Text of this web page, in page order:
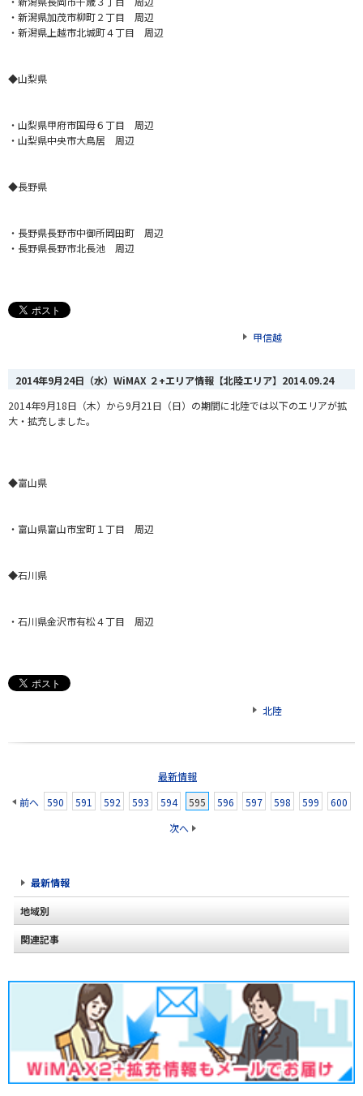
・新潟県加茂市柳町２丁目 周辺
・新潟県上越市北城町４丁目 周辺
◆山梨県
・山梨県甲府市国母６丁目 周辺
・山梨県中央市大鳥居 周辺
◆長野県
・長野県長野市中御所岡田町 周辺
・長野県長野市北長池 周辺
甲信越
2014年9月24日（水）WiMAX ２+エリア情報【北陸エリア】 2014.09.24
2014年9月18日（木）から9月21日（日）の期間に北陸では以下のエリアが拡
大・拡充しました。
◆富山県
・富山県富山市宝町１丁目 周辺
◆石川県
・石川県金沢市有松４丁目 周辺
北陸
最新情報
前へ 590 591 592 593 594 595 596 597 598 599
600
次へ
最新情報
地域別
北海道
甲信越
北陸
関連記事
2020年1月(2)
2019年12月(2)
2019年11月(2)
2019年10月(1)